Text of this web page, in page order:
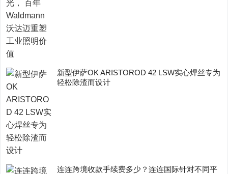
新型伊萨OK ARISTOROD 42 LSW实心焊丝专为
轻松除渣而设计
连连跨境收款手续费多少？连连国际针对不同平